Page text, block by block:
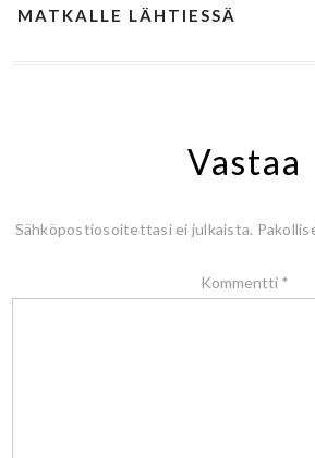
MATKALLE LÄHTIESSÄ
Vastaa
Sähköpostiosoitettasi ei julkaista.
Kommentti *